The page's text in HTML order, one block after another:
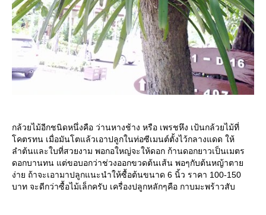
กล้วยไม้อีกชนิดหนึ่งคือ ว่านหางช้าง หรือ เพรชหึง เป้นกล้วยไม้ที่
คตรทน เมื่อมันโตแล้วเอาปลูกในท่อซีเมนต์ตั้งไว้กลางแดด ให้
ลำต้นและใบที่สวยงาม พอกอใหญ่จะให้ดอก ก้านดอกยาวเป็นเมตร
ดอกบานทน แต่ขอบอกว่าช่วงออกขวดต้นเส้น พอๆกับต้นหญ้าตา
ง่าย ถ้าจะเอามาปลูกแนะนำให้ซื้อต้นขนาด 6 นิ้ว ราคา 100-150
บาท จะดีกว่าซื้อไม้เล็กครับ เครื่องปลูกหลักๆคือ กาบมะพร้าวสับ